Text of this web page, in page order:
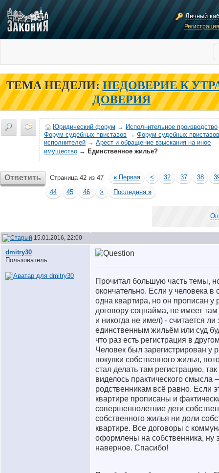
Личный
ТЕМА НЕДЕЛИ: НЕДОВЕРИЕ К
ДОВЕРИЯ
Юридический форум → Исполнительное производство
Форум судебных приставов → Форум судебных
исполнителей → Арест и обращение взыскания на иное
имущество → Единственное жилье?
Ответить Страница 42 из 47 « Первая < 32 37 38
44
45 46 > Последняя »
15.01.2016, 22:00
dmitry30
Пользователь
Прочитал большую часть темы,
окончательно. Если у человека в
одна квартира, но он прописан у
договору соцнайма, не имеет
и никогда не имел) - считается ли
единственным жильём или суд
что раз есть регистрация в
Человек был зарегистрирован у
покупки собственного жилья,
стал делать там регистрацию,
виделось практического смысла
родственникам всё равно. Если
квартире прописаны и
совершеннолетние дети
собственного жилья ни доли
квартире. Все договоры с
оформлены на собственника, ну
наверное. Спасибо!